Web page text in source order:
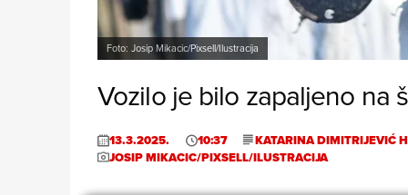
Foto: Josip Mikacic/Pixsell/Ilustracija
Vozilo je bilo zapaljeno na
13.3.2025. 10:37
KATARINA DIMITRIJEVIĆ
JOSIP MIKACIC/PIXSELL/ILUSTRACIJA